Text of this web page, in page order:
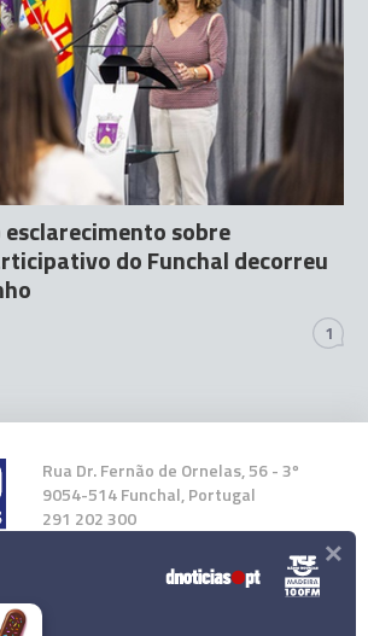
sobre
do Funchal decorreu
1
Rua Dr. Fernão de Ornelas, 56 - 3º
9054-514 Funchal, Portugal
291 202 300
Instale a nossa App ×